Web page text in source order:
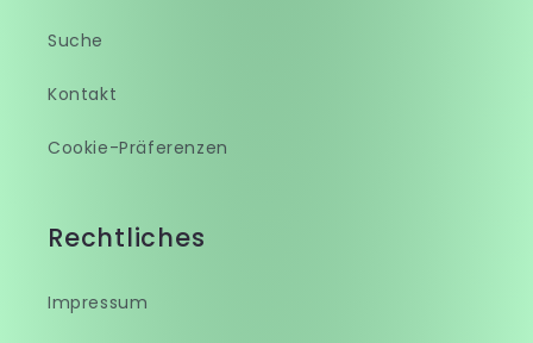
Suche
Kontakt
Cookie-Präferenzen
Rechtliches
Impressum